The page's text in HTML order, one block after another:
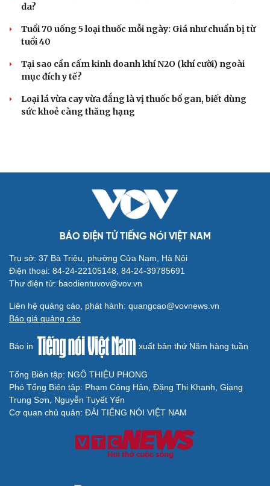
Cải chính
da?
Tuổi 70 uống 5 loại thuốc mỗi ngày: Giá như chuẩn bị từ
tuổi 40
Tại sao cần cấm kinh doanh khí N2O (khí cười) ngoài
mục đích y tế?
Loại lá vừa cay vừa đắng là vị thuốc bổ gan, biết dùng
sức khoẻ càng thăng hạng
BÁO ĐIỆN TỬ TIẾNG NÓI VIỆT NAM
Trụ sở: 37 Bà Triệu, phường Cửa Nam, Hà Nội
Điện thoại: 84-24-22105148, 84-24-39785691
Thư điện tử: baodientuvov@vov.vn
Liên hệ quảng cáo, phát hành: quangcao@vovnews.vn
Báo giá quảng cáo
Báo in xuất bản thứ Năm hàng tuần
Tổng Biên tập: NGÔ THIỆU PHONG
Phó Tổng Biên tập: Phạm Công Hân, Đặng Thị Khanh, Giang
Trung Sơn, Nguyễn Tuyết Yến
Cơ quan chủ quản: ĐÀI TIẾNG NÓI VIỆT NAM